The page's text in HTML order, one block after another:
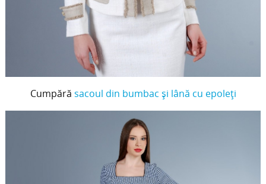
Cumpără sacoul din bumbac şi lână cu epoleţi